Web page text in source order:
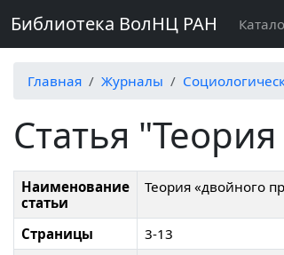
Библиотека ВолНЦ РАН
Главная Журналы
Статья
Наименование
статьи
Теория «двойного
Страницы
3-13